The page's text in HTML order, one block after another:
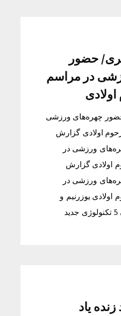
حضور
در مراسم
چهره‌های ورزشی
اولادی گزارش
ورزشی در
اولادی گزارش
ورزشی در
اولادی یوزرنیم و
یاد